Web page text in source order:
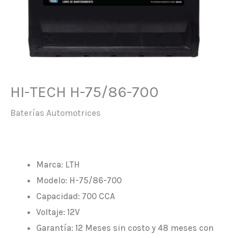
HI-TECH H-75/86-700
Baterías Automotrices
Marca: LTH
Modelo: H-75/86-700
Capacidad: 700 CCA
Voltaje: 12V
Garantía: 12 Meses sin costo y 48 meses con